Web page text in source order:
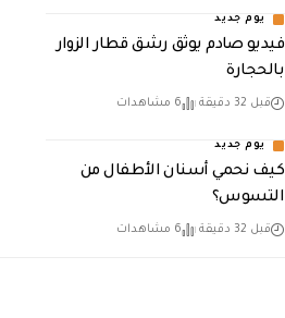
يوم جديد
فيديو صادم يوثق رشق قطار الزوار
بالحجارة
قبل 32 دقيقة 6 مشاهدات
يوم جديد
كيف نحمي أسنان الأطفال من
التسوس؟
قبل 32 دقيقة 6 مشاهدات